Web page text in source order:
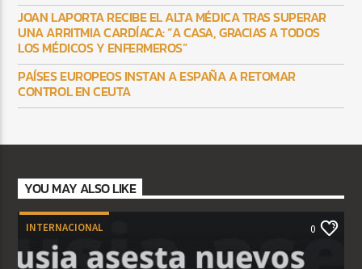
JOAN LAPORTA RECIBE EL ALTA MÉDICA TRAS SUPERAR
UNA ARRITMIA CARDÍACA: “A CASA, GRACIAS A TODOS
LOS MÉDICOS Y ENFERMEROS”
PAÍSES EUROPEOS INSTAN A ESPAÑA A RETOMAR
CONTROL EN CEUTA
YOU MAY ALSO LIKE
INTERNACIONAL 0